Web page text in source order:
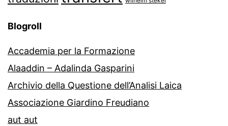
Blogroll
Accademia per la Formazione
Alaaddin – Adalinda Gasparini
Archivio della Questione dell’Analisi Laica
Associazione Giardino Freudiano
aut aut